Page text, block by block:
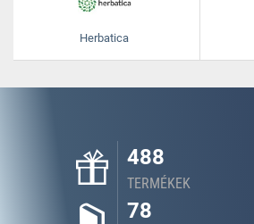
Herbatica
488
TERMÉKEK
78